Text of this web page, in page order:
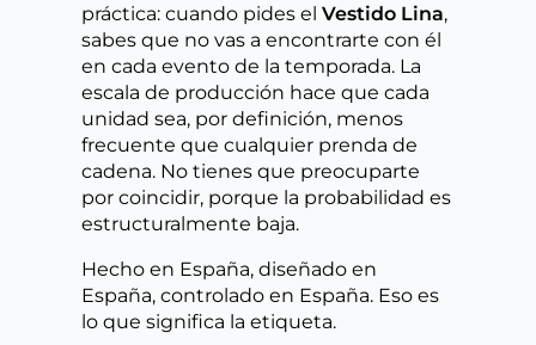
práctica: cuando pides el Vestido Lina,
sabes que no vas a encontrarte con él
en cada evento de la temporada. La
escala de producción hace que cada
unidad sea, por definición, menos
frecuente que cualquier prenda de
cadena. No tienes que preocuparte
por coincidir, porque la probabilidad es
estructuralmente baja.
Hecho en España, diseñado en
España, controlado en España. Eso es
lo que significa la etiqueta.